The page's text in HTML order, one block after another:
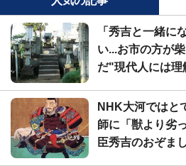
「秀吉と一緒に
い...お市の方が
だ"現代人には
NHK大河ではと
師に「獣より劣
臣秀吉のおぞま